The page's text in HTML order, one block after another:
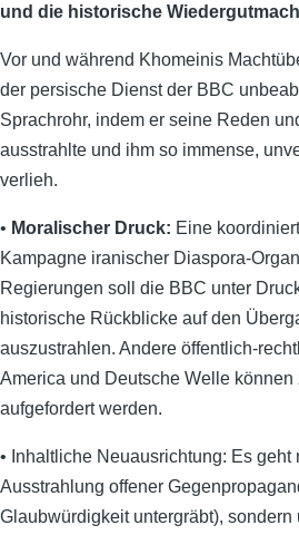
und die historische
Vor und während Khomeinis
der persische Dienst der BBC
Sprachrohr, indem er seine Reden
ausstrahlte und ihm so immense,
verlieh.
• Moralischer Druck: Eine
Kampagne iranischer Diaspora-
Regierungen soll die BBC unter
historische Rückblicke auf den
auszustrahlen. Andere öffentlich-
America und Deutsche Welle können
aufgefordert werden.
• Inhaltliche Neuausrichtung: Es geht
Ausstrahlung offener
Glaubwürdigkeit untergräbt), sondern